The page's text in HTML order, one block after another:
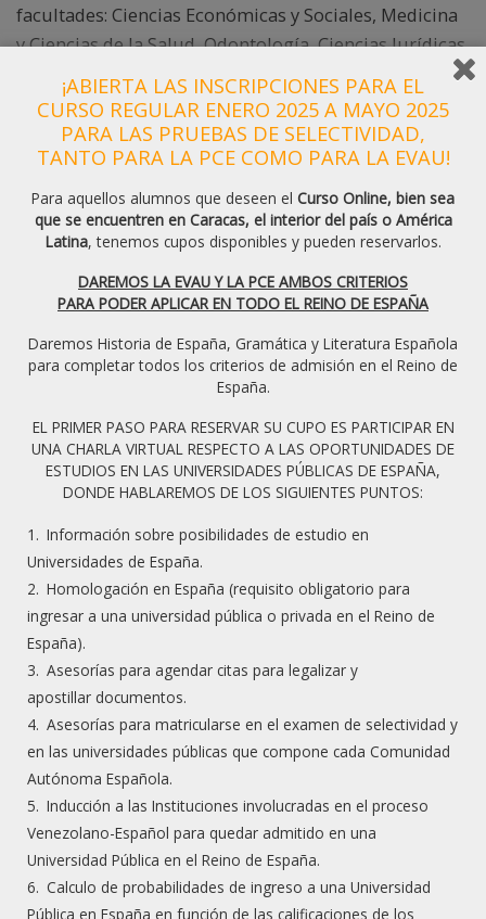
facultades: Ciencias Económicas y Sociales, Medicina
y Ciencias de la Salud, Odontología, Ciencias Jurídicas
y Políticas, Ciencias de la Comunicación,
Humanidades y Educación. Además, es la sede de los
Institutos Carlomagno de Estudios Europeos (ICEE,
Estudios Superiores de la Familia (IESF), Estudios
Superiores de Bioética, Global de Salud Pública y
Política Sanitaria y de la Clínica Universitaria de
Odontología (CUO).
Más información:www.uic.es
Universidad de Lleida, España
Con 700 años de fundada, es una de los centros
educativos más antiguos de España. La Universidad
de Lleida es una universidad pública, que se define
como “dinámica, innovadora y moderna, al servicio de
programa de prácticas en empresas, la Bolsa de
Trabajo y el apoyo psicopedagógico que brindan a los
estudiantes. Posee una Escuela Técnica Superior en
Ingeniería Agraria, Escuelas Universitarias en
Enfermería, Relaciones Laborales, Turismo y Trabajo
Social, el Instituto Nacional de Educación Física de
Cataluña y facultades en Educación, Economía, Letras
y Medicina.
Más información:www.udl.es
UManresa (Universidad de Vic – Universidad
Central de Cataluña), España
¡ABIERTA LAS INSCRIPCIONES PARA EL
CURSO REGULAR ENERO 2025 A MAYO 2025
PARA LAS PRUEBAS DE SELECTIVIDAD,
TANTO PARA LA PCE COMO PARA LA EVAU!
Para aquellos alumnos que deseen el Curso Online, bien sea
que se encuentren en Caracas, el interior del país o América
Latina, tenemos cupos disponibles y pueden reservarlos.
DAREMOS LA EVAU Y LA PCE AMBOS CRITERIOS
PARA PODER APLICAR EN TODO EL REINO DE ESPAÑA
Daremos Historia de España, Gramática y Literatura Española
para completar todos los criterios de admisión en el Reino de
España.
EL PRIMER PASO PARA RESERVAR SU CUPO ES PARTICIPAR EN
UNA CHARLA VIRTUAL RESPECTO A LAS OPORTUNIDADES DE
ESTUDIOS EN LAS UNIVERSIDADES PÚBLICAS DE ESPAÑA,
DONDE HABLAREMOS DE LOS SIGUIENTES PUNTOS:
Información sobre posibilidades de estudio en
Universidades de España.
Homologación en España (requisito obligatorio para
ingresar a una universidad pública o privada en el Reino de
España).
Asesorías para agendar citas para legalizar y
apostillar documentos.
Asesorías para matricularse en el examen de selectividad y
en las universidades públicas que compone cada Comunidad
Autónoma Española.
Inducción a las Instituciones involucradas en el proceso
Venezolano-Español para quedar admitido en una
Universidad Pública en el Reino de España.
Calculo de probabilidades de ingreso a una Universidad
Pública en España en función de las calificaciones de los